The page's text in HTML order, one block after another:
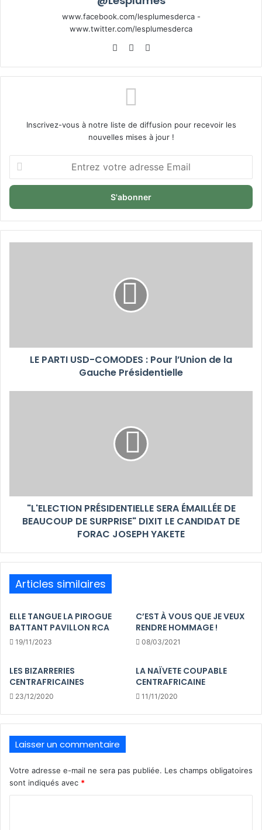
www.facebook.com/lesplumesderca -
www.twitter.com/lesplumesderca
WebsiteFacebook
Inscrivez-vous à notre liste de diffusion pour recevoir les
nouvelles mises à jour !
votre
adresse
LE PARTI USD-COMODES : Pour l’Union de la
Gauche Présidentielle
"L'ELECTION PRÉSIDENTIELLE SERA ÉMAILLÉE DE
BEAUCOUP DE SURPRISE" DIXIT LE CANDIDAT DE
FORAC JOSEPH YAKETE
Articles similaires
ELLE TANGUE LA PIROGUE
BATTANT PAVILLON RCA
19/11/2023
C’EST À VOUS QUE JE VEUX
RENDRE HOMMAGE !
08/03/2021
LES BIZARRERIES
CENTRAFRICAINES
23/12/2020
LA NAÏVETE COUPABLE
CENTRAFRICAINE
11/11/2020
Laisser un commentaire
Votre adresse e-mail ne sera pas publiée. Les champs obligatoires
sont indiqués avec *